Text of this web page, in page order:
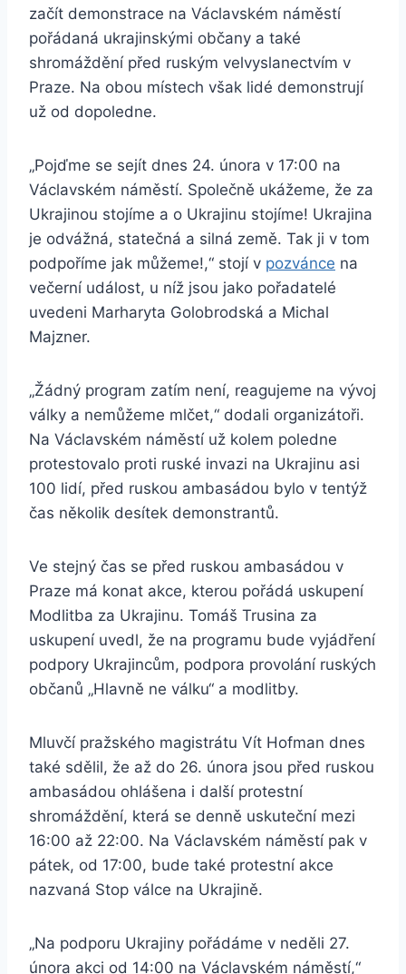
začít demonstrace na Václavském náměstí
pořádaná ukrajinskými občany a také
shromáždění před ruským velvyslanectvím v
Praze. Na obou místech však lidé demonstrují
už od dopoledne.
„Pojďme se sejít dnes 24. února v 17:00 na
Václavském náměstí. Společně ukážeme, že za
Ukrajinou stojíme a o Ukrajinu stojíme! Ukrajina
je odvážná, statečná a silná země. Tak ji v tom
podpoříme jak můžeme!,“ stojí v pozvánce na
večerní událost, u níž jsou jako pořadatelé
uvedeni Marharyta Golobrodská a Michal
Majzner.
„Žádný program zatím není, reagujeme na vývoj
války a nemůžeme mlčet,“ dodali organizátoři.
Na Václavském náměstí už kolem poledne
protestovalo proti ruské invazi na Ukrajinu asi
100 lidí, před ruskou ambasádou bylo v tentýž
čas několik desítek demonstrantů.
Ve stejný čas se před ruskou ambasádou v
Praze má konat akce, kterou pořádá uskupení
Modlitba za Ukrajinu. Tomáš Trusina za
uskupení uvedl, že na programu bude vyjádření
podpory Ukrajincům, podpora provolání ruských
občanů „Hlavně ne válku“ a modlitby.
Mluvčí pražského magistrátu Vít Hofman dnes
také sdělil, že až do 26. února jsou před ruskou
ambasádou ohlášena i další protestní
shromáždění, která se denně uskuteční mezi
16:00 až 22:00. Na Václavském náměstí pak v
pátek, od 17:00, bude také protestní akce
nazvaná Stop válce na Ukrajině.
„Na podporu Ukrajiny pořádáme v neděli 27.
února akci od 14:00 na Václavském náměstí,“